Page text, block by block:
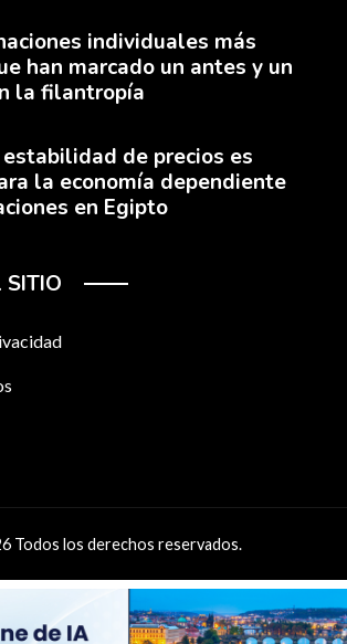
individuales más
han marcado un antes y un
la filantropía
de precios es
la economía dependiente
en Egipto
SITIO
Todos los derechos reservados.